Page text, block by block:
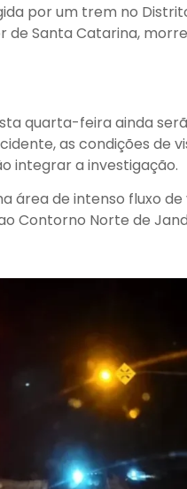
por um trem no
Santa Catarina,
quarta-feira ainda
as condições de
integrar a investigação.
de intenso fluxo de
Contorno Norte de